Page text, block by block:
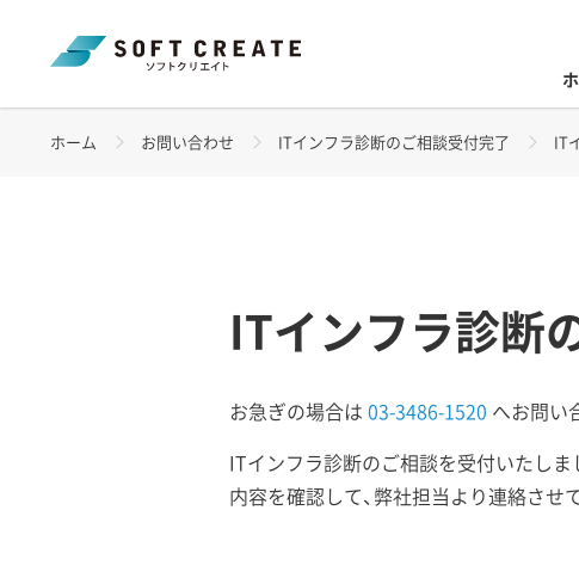
ホーム お問い合わせ ITインフラ診断のご相談受付完了 IT
ITインフラ診断
お急ぎの場合は 03-3486-1520 へお問い
ITインフラ診断のご相談を受付いたしま
内容を確認して、弊社担当より連絡させ